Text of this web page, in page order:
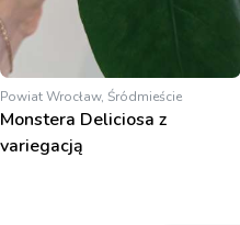
Powiat Wrocław, Śródmieście
Monstera Deliciosa z
variegacją